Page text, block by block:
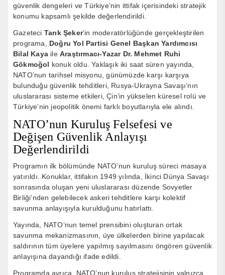
güvenlik dengeleri ve Türkiye’nin ittifak içerisindeki stratejik
konumu kapsamlı şekilde değerlendirildi.
Gazeteci Tarık Şeker‘in moderatörlüğünde gerçekleştirilen
programa, Doğru Yol Partisi Genel Başkan Yardımcısı
Bilal Kaya ile Araştırmacı-Yazar Dr. Mehmet Ruhi
Gökmoğol konuk oldu. Yaklaşık iki saat süren yayında,
NATO’nun tarihsel misyonu, günümüzde karşı karşıya
bulunduğu güvenlik tehditleri, Rusya-Ukrayna Savaşı’nın
uluslararası sisteme etkileri, Çin’in yükselen küresel rolü ve
Türkiye’nin jeopolitik önemi farklı boyutlarıyla ele alındı.
NATO’nun Kuruluş Felsefesi ve
Değişen Güvenlik Anlayışı
Değerlendirildi
Programın ilk bölümünde NATO’nun kuruluş süreci masaya
yatırıldı. Konuklar, ittifakın 1949 yılında, İkinci Dünya Savaşı
sonrasında oluşan yeni uluslararası düzende Sovyetler
Birliği’nden gelebilecek askeri tehditlere karşı kolektif
savunma anlayışıyla kurulduğunu hatırlattı.
Yayında, NATO’nun temel prensibini oluşturan ortak
savunma mekanizmasının, üye ülkelerden birine yapılacak
saldırının tüm üyelere yapılmış sayılmasını öngören güvenlik
anlayışına dayandığı ifade edildi.
Programda ayrıca, NATO’nun kuruluş stratejisinin yalnızca